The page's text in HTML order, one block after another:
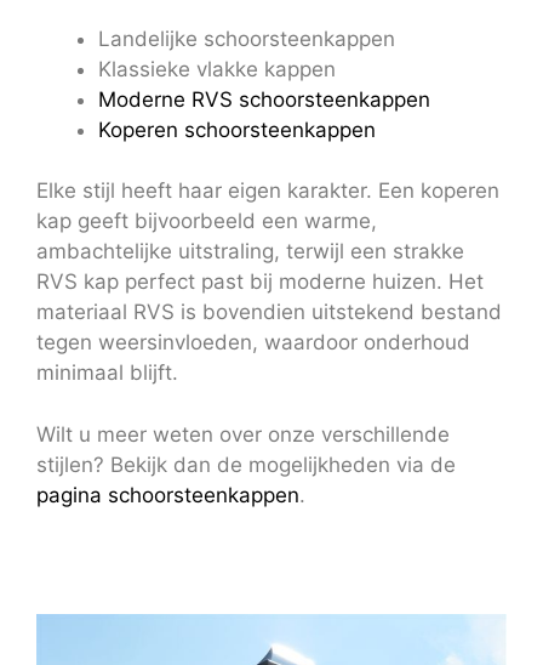
Landelijke schoorsteenkappen
Klassieke vlakke kappen
Moderne RVS schoorsteenkappen
Koperen schoorsteenkappen
Elke stijl heeft haar eigen karakter. Een koperen
kap geeft bijvoorbeeld een warme,
ambachtelijke uitstraling, terwijl een strakke
RVS kap perfect past bij moderne huizen. Het
materiaal RVS is bovendien uitstekend bestand
tegen weersinvloeden, waardoor onderhoud
minimaal blijft.
Wilt u meer weten over onze verschillende
stijlen? Bekijk dan de mogelijkheden via de
pagina schoorsteenkappen.